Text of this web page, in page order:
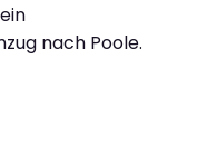
nach Poole.